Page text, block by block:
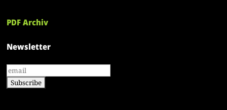
PDF Archiv
Newsletter